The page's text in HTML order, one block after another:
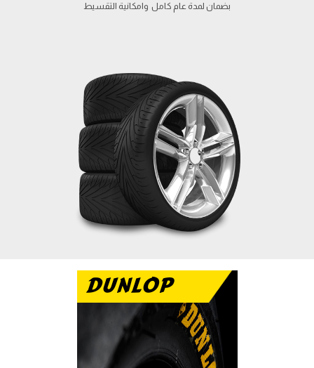
تتميز دانلوب بالاداء
الرياضى والعمر الطويل
DUNLOP
بضمان لمدة عام كامل وامكانية التقسيط